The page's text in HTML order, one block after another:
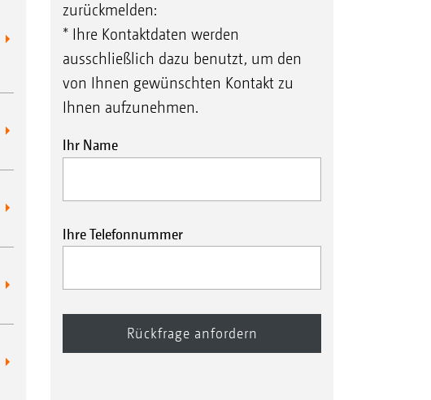
zurückmelden:
* Ihre Kontaktdaten werden
ausschließlich dazu benutzt, um den
von Ihnen gewünschten Kontakt zu
Ihnen aufzunehmen.
Ihr Name
Ihre Telefonnummer